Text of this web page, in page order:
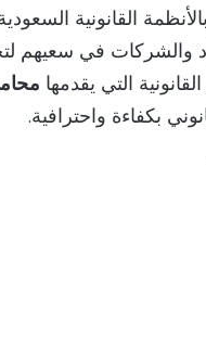
القانونية السعودية
والشركات في سعيهم
التي يقدمها
بكفاءة واحترافية.